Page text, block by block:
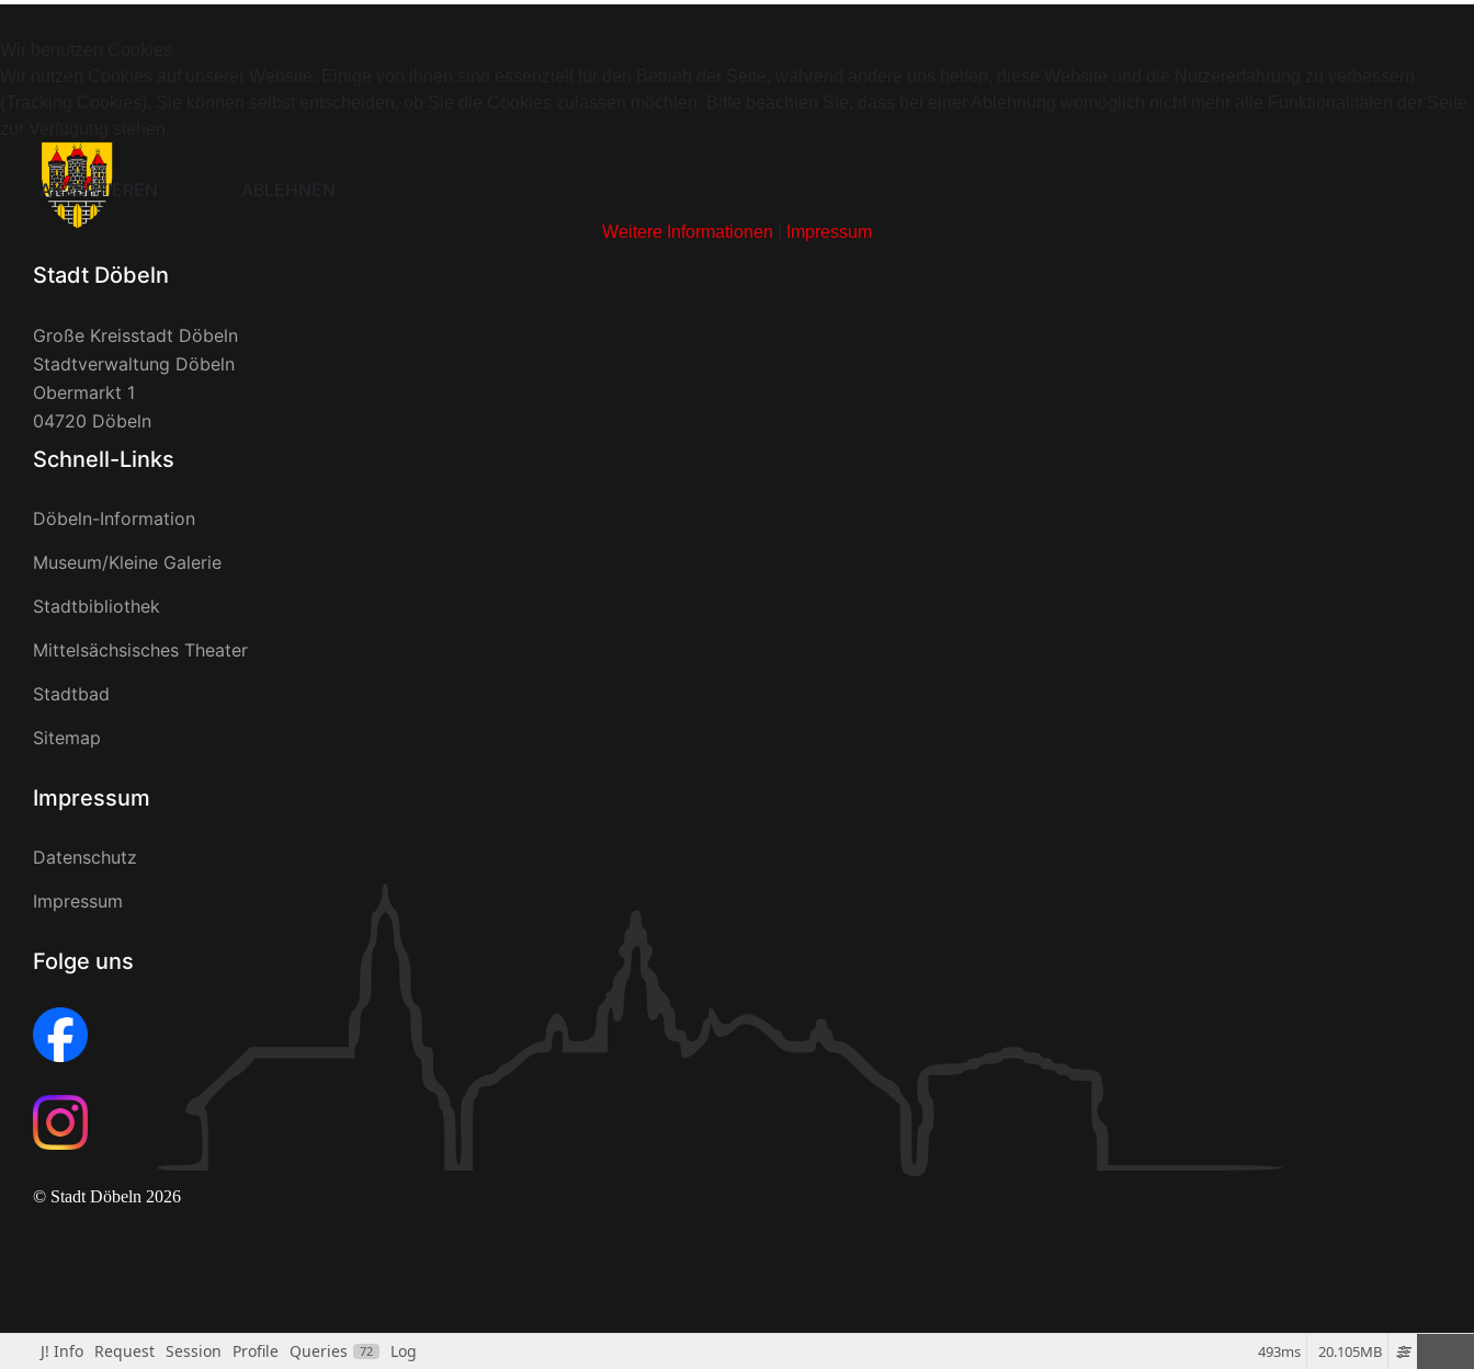
Stadt Döbeln
Große Kreisstadt Döbeln
Stadtverwaltung Döbeln
Obermarkt 1
04720 Döbeln
Schnell-Links
Döbeln-Information
Museum/Kleine Galerie
Stadtbibliothek
Mittelsächsisches Theater
Stadtbad
Sitemap
Impressum
Datenschutz
Impressum
Folge uns
© Stadt Döbeln 2026
AKZEPTIEREN
Weitere Informationen Impressum
J! Info Request Session Profile Queries 72 Log 20.105MB
493ms